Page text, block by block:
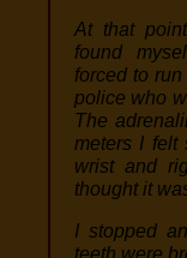
At that
found
forced to
police who
The
meters I felt
wrist and
thought it
I stopped